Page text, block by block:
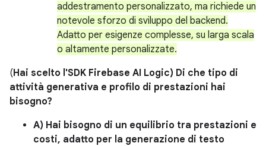
addestramento personalizzato, ma richiede un
notevole sforzo di sviluppo del backend.
Adatto per esigenze complesse, su larga scala
o altamente personalizzate.
(Hai scelto l'SDK Firebase AI Logic) Di che tipo di
attività generativa e profilo di prestazioni hai
bisogno?
A) Hai bisogno di un equilibrio tra prestazioni e
costi, adatto per la generazione di testo